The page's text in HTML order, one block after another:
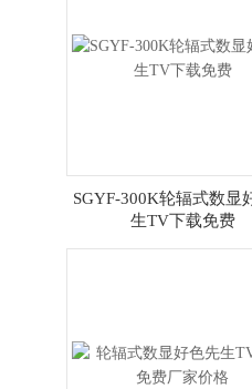
SGYF-300K轮辐式数显
生TV下载免费